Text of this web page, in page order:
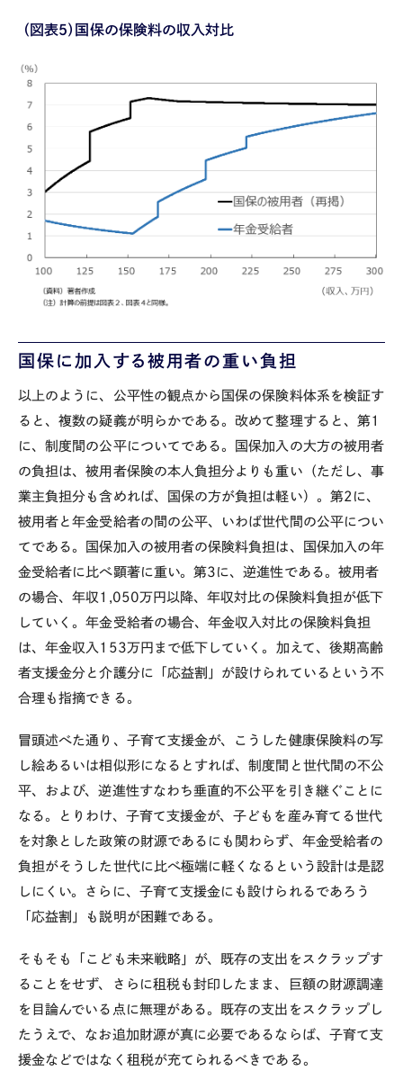
（図表５）国保の保険料の収入対比
国保に加入する被用者の重い負担
以上のように、公平性の観点から国保の保険料体系を検証す
ると、複数の疑義が明らかである。改めて整理すると、第1
に、制度間の公平についてである。国保加入の大方の被用者
の負担は、被用者保険の本人負担分よりも重い（ただし、事
業主負担分も含めれば、国保の方が負担は軽い）。第2 に、
被用者と年金受給者の間の公平、いわば世代間の公平につい
てである。国保加入の被用者の保険料負担は、国保加入の年
金受給者に比べ顕著に重い。第3 に、逆進性である。被用者
の場合、年収 1,050万円以降、年収対比の保険料負担が低下
していく。年金受給者の場合、年金収入対比の保険料負担
は、年金収入 153万円まで低下していく。加えて、後期高齢
者支援金分と介護分に「応益割」が設けられているという不
合理も指摘できる。
冒頭述べた通り、子育て支援金が、こうした健康保険料の写
し絵あるいは相似形になるとすれば、制度間と世代間の不公
平、および、逆進性すなわち垂直的不公平を引き継ぐことに
なる。とりわけ、子育て支援金が、子どもを産み育てる世代
を対象とした政策の財源であるにも関わらず、年金受給者の
負担がそうした世代に比べ極端に軽くなるという設計は是認
しにくい。さらに、子育て支援金にも設けられるであろう
「応益割」も説明が困難である。
そもそも「こども未来戦略」が、既存の支出をスクラップす
ることをせず、さらに租税も封印したまま、巨額の財源調達
を目論んでいる点に無理がある。既存の支出をスクラップし
たうえで、なお追加財源が真に必要であるならば、子育て支
援金などではなく租税が充てられるべきである。